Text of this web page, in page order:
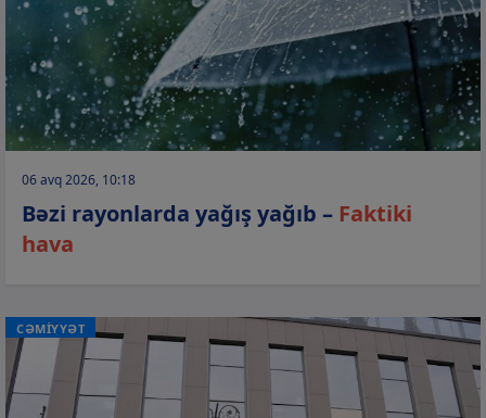
06 avq 2026, 10:18
Bəzi rayonlarda yağış yağıb – Faktiki
hava
CƏMİYYƏT